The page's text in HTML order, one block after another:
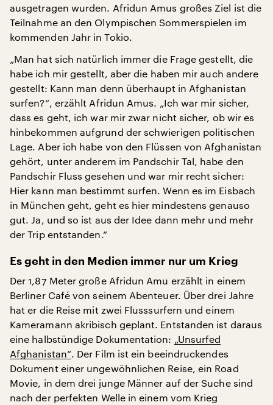
ausgetragen wurden. Afridun Amus großes Ziel ist die
Teilnahme an den Olympischen Sommerspielen im
kommenden Jahr in Tokio.
„Man hat sich natürlich immer die Frage gestellt, die
habe ich mir gestellt, aber die haben mir auch andere
gestellt: Kann man denn überhaupt in Afghanistan
surfen?“, erzählt Afridun Amus. „Ich war mir sicher,
dass es geht, ich war mir zwar nicht sicher, ob wir es
hinbekommen aufgrund der schwierigen politischen
Lage. Aber ich habe von den Flüssen von Afghanistan
gehört, unter anderem im Pandschir Tal, habe den
Pandschir Fluss gesehen und war mir recht sicher:
Hier kann man bestimmt surfen. Wenn es im Eisbach
in München geht, geht es hier mindestens genauso
gut. Ja, und so ist aus der Idee dann mehr und mehr
der Trip entstanden.“
Es geht in den Medien immer nur um Krieg
Der 1,87 Meter große Afridun Amu erzählt in einem
Berliner Café von seinem Abenteuer. Über drei Jahre
hat er die Reise mit zwei Flusssurfern und einem
Kameramann akribisch geplant. Entstanden ist daraus
eine halbstündige Dokumentation: „Unsurfed
Afghanistan“. Der Film ist ein beeindruckendes
Dokument einer ungewöhnlichen Reise, ein Road
Movie, in dem drei junge Männer auf der Suche sind
nach der perfekten Welle in einem vom Krieg